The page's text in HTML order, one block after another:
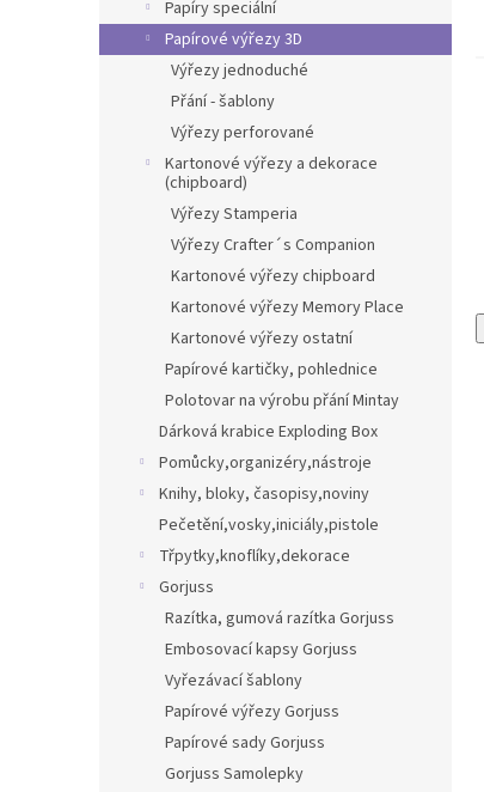
Papíry speciální
Papírové výřezy 3D
Výřezy jednoduché
Přání - šablony
Výřezy perforované
Kartonové výřezy a dekorace
(chipboard)
Výřezy Stamperia
Výřezy Crafter´s Companion
Kartonové výřezy chipboard
Kartonové výřezy Memory Place
Kartonové výřezy ostatní
Papírové kartičky, pohlednice
Polotovar na výrobu přání Mintay
Dárková krabice Exploding Box
Pomůcky,organizéry,nástroje
Knihy, bloky, časopisy,noviny
Pečetění,vosky,iniciály,pistole
Třpytky,knoflíky,dekorace
Gorjuss
Razítka, gumová razítka Gorjuss
Embosovací kapsy Gorjuss
Vyřezávací šablony
Papírové výřezy Gorjuss
Papírové sady Gorjuss
Gorjuss Samolepky